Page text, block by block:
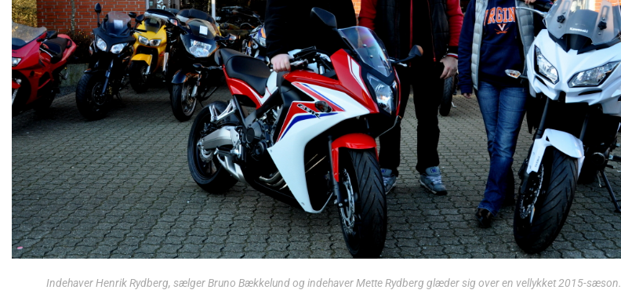
Indehaver Henrik Rydberg, sælger Bruno Bækkelund og indehaver Mette Rydberg glæder sig over en vellykket 2015-sæson.